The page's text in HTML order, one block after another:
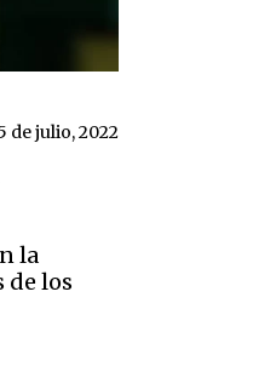
de julio, 2022
la
de los